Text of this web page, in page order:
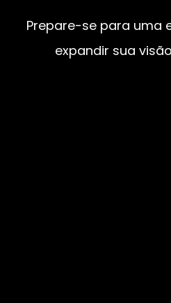
Prepare-se para uma
expandir sua